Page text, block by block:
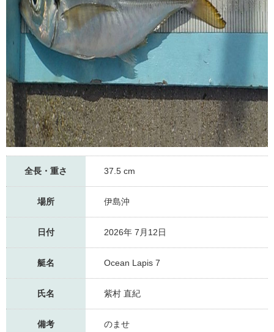
全長・重さ 37.5 cm
場所 伊島沖
日付 2026年 7月12日
艇名 Ocean Lapis 7
氏名 紫村 直紀
備考 のませ